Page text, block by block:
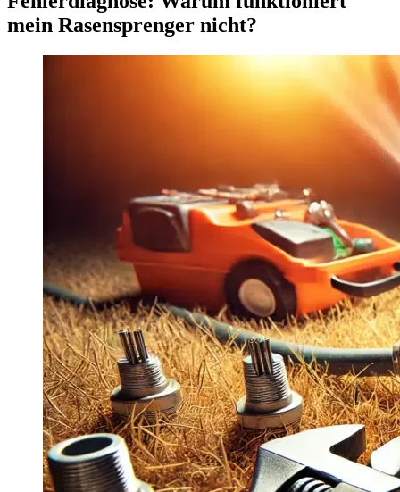
mein Rasensprenger nicht?